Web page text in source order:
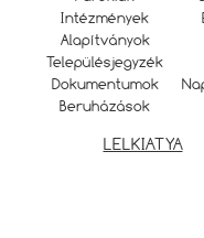
Intézmények
Alapítványok
Településjegyzék
Dokumentumok
Beruházások
LELKIATYA